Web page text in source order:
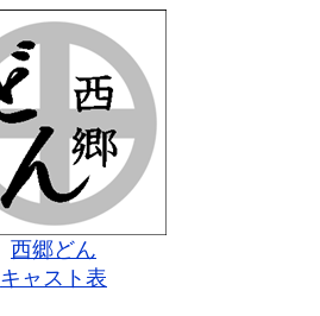
西郷どん
キャスト表